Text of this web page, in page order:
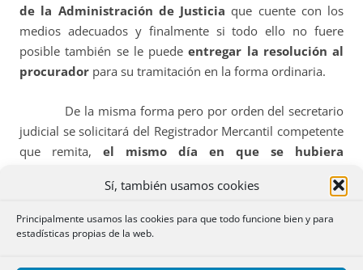
Sí, también usamos cookies
Principalmente usamos las cookies para que todo funcione bien y para
estadísticas propias de la web.
de la Administración de Justicia que cuente con los
medios adecuados y finalmente si todo ello no fuere
posible también se le puedeentregar la resolución al
procurador para su tramitación en la forma ordinaria.
De la misma forma pero por orden del secretario
judicial se solicitará del Registrador Mercantil competente
que remita, el mismo día en que se hubiera
telemática del contenido de la resolución dictada
por el Juez del concurso al
Registro de la Propiedad, al
Registro de Bienes Muebles o a cualquier otro